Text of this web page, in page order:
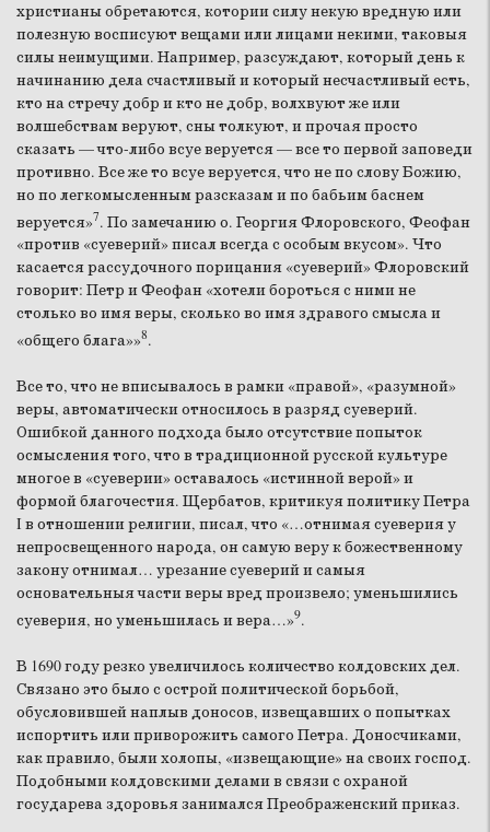
христианы обретаются, котории силу некую вредную или
полезную восписуют вещами или лицами некими, таковыя
силы неимущими. Например, разсуждают, который день к
начинанию дела счастливый и который несчастливый есть,
кто на стречу добр и кто не добр, волхвуют же или
волшебствам веруют, сны толкуют, и прочая просто
сказать — что-либо всуе веруется — все то первой заповеди
противно. Все же то всуе веруется, что не по слову Божию,
но по легкомысленным разсказам и по бабьим баснем
веруется»7. По замечанию о. Георгия Флоровского, Феофан
«против «суеверий» писал всегда с особым вкусом». Что
касается рассудочного порицания «суеверий» Флоровский
говорит: Петр и Феофан «хотели бороться с ними не
столько во имя веры, сколько во имя здравого смысла и
«общего блага»»8.
Все то, что не вписывалось в рамки «правой», «разумной»
веры, автоматически относилось в разряд суеверий.
Ошибкой данного подхода было отсутствие попыток
осмысления того, что в традиционной русской культуре
многое в «суеверии» оставалось «истинной верой» и
формой благочестия. Щербатов, критикуя политику Петра
I в отношении религии, писал, что «…отнимая суеверия у
непросвещенного народа, он самую веру к божественному
закону отнимал… урезание суеверий и самыя
основательныя части веры вред произвело; уменьшились
суеверия, но уменьшилась и вера…»9.
В 1690 году резко увеличилось количество колдовских дел.
Связано это было с острой политической борьбой,
обусловившей наплыв доносов, извещавших о попытках
испортить или приворожить самого Петра. Доносчиками,
как правило, были холопы, «извещающие» на своих господ.
Подобными колдовскими делами в связи с охраной
государева здоровья занимался Преображенский приказ.